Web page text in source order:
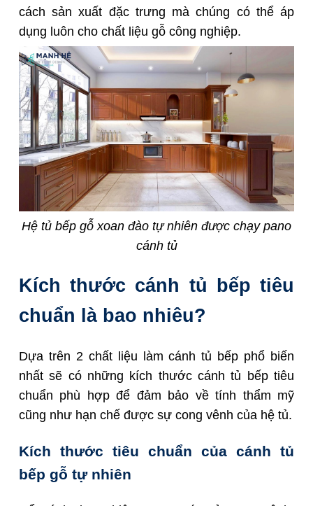
cách sản xuất đặc trưng mà chúng có thể áp
dụng luôn cho chất liệu gỗ công nghiệp.
Hệ tủ bếp gỗ xoan đào tự nhiên được chạy pano
cánh tủ
Kích thước cánh tủ bếp tiêu
chuẩn là bao nhiêu?
Dựa trên 2 chất liệu làm cánh tủ bếp phổ biến
nhất sẽ có những kích thước cánh tủ bếp tiêu
chuẩn phù hợp để đảm bảo về tính thẩm mỹ
cũng như hạn chế được sự cong vênh của hệ tủ.
Kích thước tiêu chuẩn của cánh tủ
bếp gỗ tự nhiên